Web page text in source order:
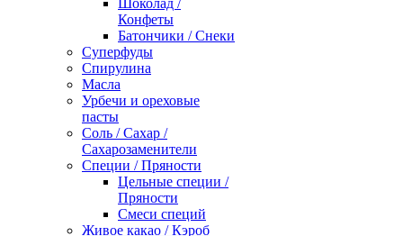
Шоколад /
Конфеты
Батончики / Снеки
Суперфуды
Спирулина
Масла
Урбечи и ореховые
пасты
Соль / Сахар /
Сахарозаменители
Специи / Пряности
Цельные специи /
Пряности
Смеси специй
Живое какао / Кэроб